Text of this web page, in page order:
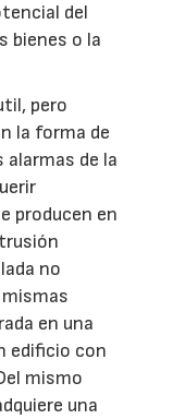
del
bienes o la
pero
la forma de
de la
producen en
no
en una
edificio con
mismo
una